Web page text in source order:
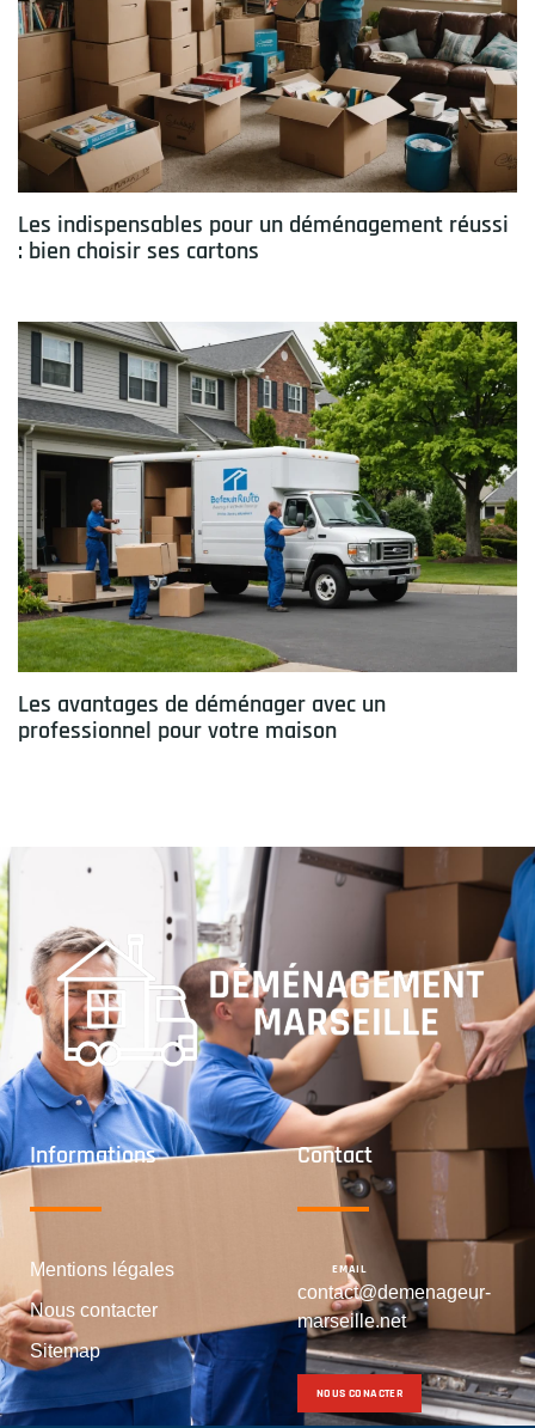
Les indispensables pour un déménagement réussi
: bien choisir ses cartons
Les avantages de déménager avec un
professionnel pour votre maison
Informations
Mentions légales
Nous contacter
Sitemap
Contact
EMAIL
contact@demenageur-
marseille.net
NOUS CONACTER